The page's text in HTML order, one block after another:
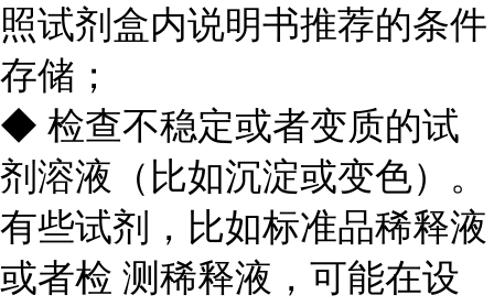
照试剂盒内说明书推荐的条件
存储；
◆ 检查不稳定或者变质的试
剂溶液（比如沉淀或变色）。
有些试剂，比如标准品稀释液
或者检 测稀释液，可能在设